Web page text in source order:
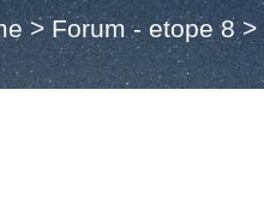
> Forum - etope 8 >